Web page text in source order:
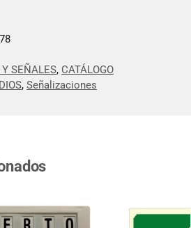
SEÑALES, CATÁLOGO
, Señalizaciones